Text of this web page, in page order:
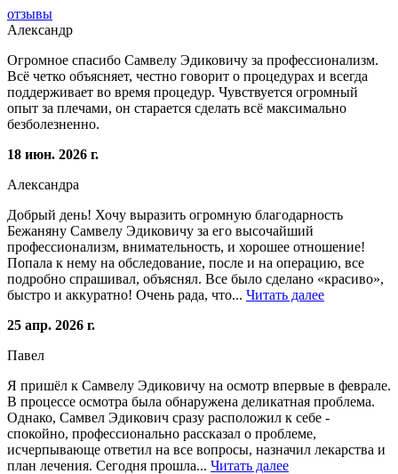
отзывы
Александр
Огромное спасибо Самвелу Эдиковичу за профессионализм.
Всё четко объясняет, честно говорит о процедурах и всегда
поддерживает во время процедур. Чувствуется огромный
опыт за плечами, он старается сделать всё максимально
безболезненно.
18 июн. 2026 г.
Александра
Добрый день! Хочу выразить огромную благодарность
Бежаняну Самвелу Эдиковичу за его высочайший
профессионализм, внимательность, и хорошее отношение!
Попала к нему на обследование, после и на операцию, все
подробно спрашивал, объяснял. Все было сделано «красиво»,
быстро и аккуратно! Очень рада, что... Читать далее
25 апр. 2026 г.
Павел
Я пришёл к Самвелу Эдиковичу на осмотр впервые в феврале.
В процессе осмотра была обнаружена деликатная проблема.
Однако, Самвел Эдикович сразу расположил к себе -
спокойно, профессионально рассказал о проблеме,
исчерпывающе ответил на все вопросы, назначил лекарства и
план лечения. Сегодня прошла... Читать далее